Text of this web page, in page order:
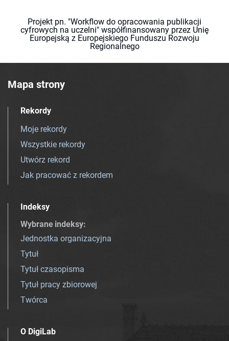
Projekt pn. "Workflow do opracowania publikacji
cyfrowych na uczelni" współfinansowany przez Unię
Europejską z Europejskiego Funduszu Rozwoju
Regionalnego
Mapa strony
Rekordy
Moje rekordy
Wszystkie rekordy
Utwórz rekord
Jak pracować z rekordem
Indeksy
Wybrane indeksy:
Jednostka organizacyjna
Tytuł
Tytuł czasopisma
Tytuł pracy zbiorowej
Twórca
O DigiLab